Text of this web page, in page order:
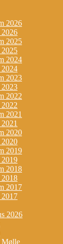
2026
2026
2025
2025
2024
2024
2023
2023
2022
2021
2020
2020
2019
2019
2018
2018
2017
2017
2026
Mølle